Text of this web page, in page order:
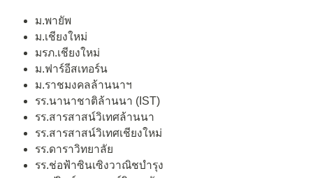
ม.พายัพ
ม.เชียงใหม่
มรภ.เชียงใหม่
ม.ฟาร์อีสเทอร์น
ม.ราชมงคลล้านนาฯ
รร.นานาชาติล้านนา (IST)
รร.สารสาสน์วิเทศล้านนา
รร.สารสาสน์วิเทศเชียงใหม่
รร.ดาราวิทยาลัย
รร.ช่อฟ้าซินเซิงวาณิชบำรุง